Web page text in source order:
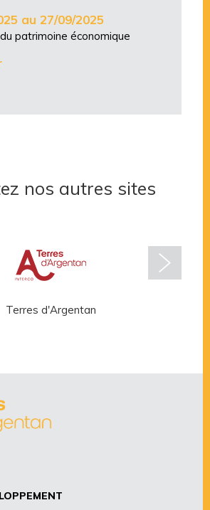
au 27/09/2025
patrimoine économique
nos autres sites
Terres d'Argentan